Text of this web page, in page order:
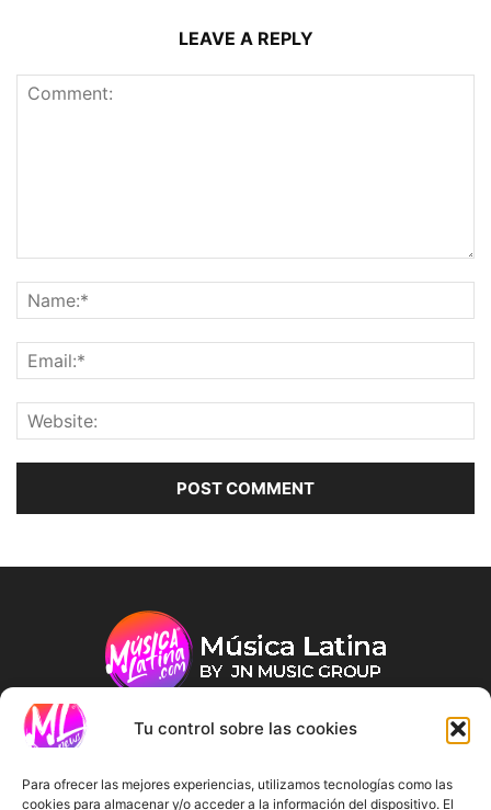
Tu control sobre las cookies
Para ofrecer las mejores experiencias, utilizamos tecnologías como las
cookies para almacenar y/o acceder a la información del dispositivo. El
LEAVE A REPLY